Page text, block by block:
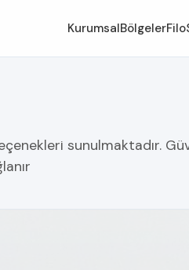
KurumsalBölgelerFilo
sunulmaktadır.